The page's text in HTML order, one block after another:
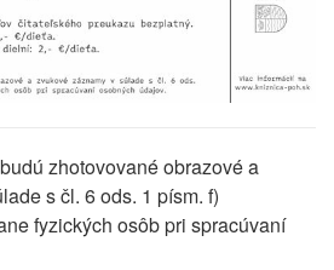
zhotovované obrazové a
s čl. 6 ods. 1 písm. f)
fyzických osôb pri spracúvaní